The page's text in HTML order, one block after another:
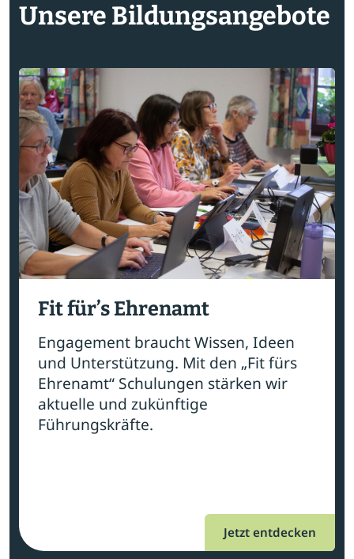
Unsere Bildungsangebote
Fit für’s Ehrenamt
Engagement braucht Wissen, Ideen
und Unterstützung. Mit den „Fit fürs
Ehrenamt“ Schulungen stärken wir
aktuelle und zukünftige
Führungskräfte.
Jetzt entdecken